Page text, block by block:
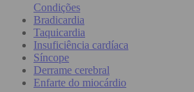
Condições
Bradicardia
Taquicardia
Insuficiência cardíaca
Síncope
Derrame cerebral
Enfarte do miocárdio